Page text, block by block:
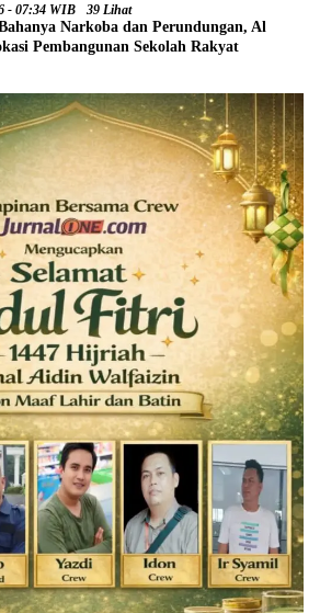
- 07:34 WIB 39 Lihat
Narkoba dan Perundungan, Al
Pembangunan Sekolah Rakyat